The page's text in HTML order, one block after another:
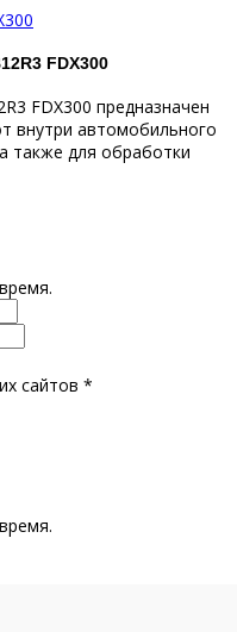
FDX300
FDX300 предназначен
внутри автомобильного
также для обработки
сайтов *